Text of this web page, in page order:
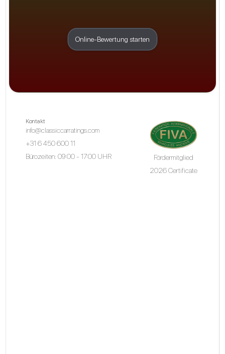
Online-Bewertung starten
Kontakt
info@classiccarratings.com
+31 6 450 600 11
Bürozeiten: 09:00 - 17:00 UHR
Fördermitglied
2026 Certificate